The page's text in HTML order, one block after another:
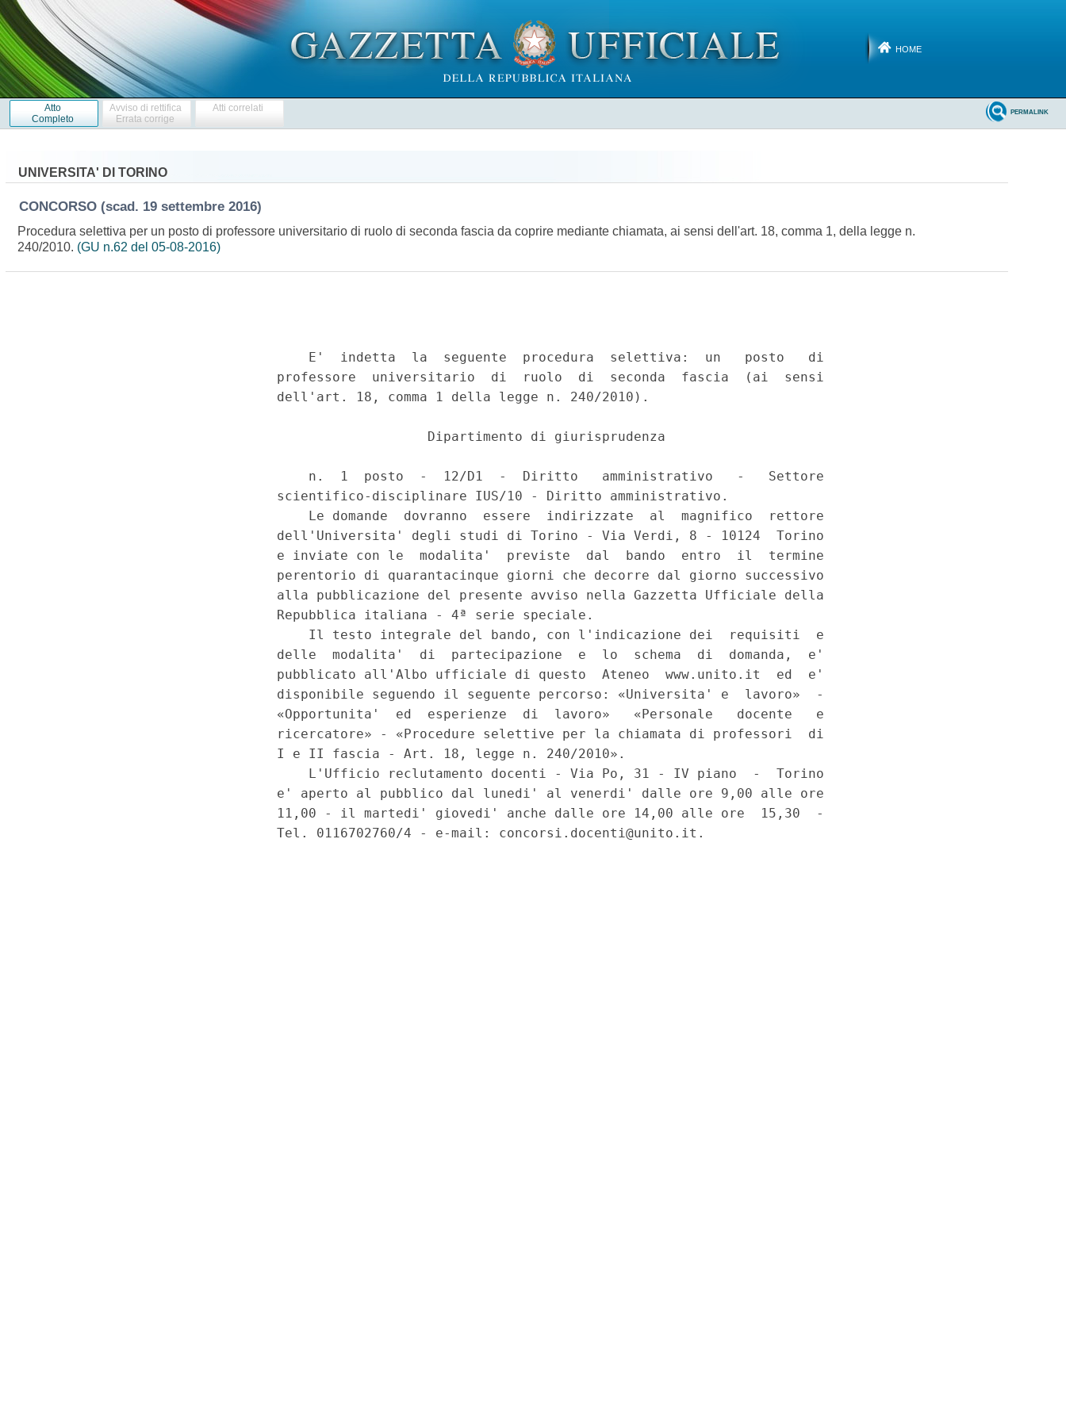
HOME
Atto
Completo
Avviso di rettifica
Errata corrige
Atti correlati PERMALINK
UNIVERSITA' DI TORINO
CONCORSO (scad. 19 settembre 2016)
Procedura selettiva per un posto di professore universitario di ruolo di seconda fascia da coprire mediante chiamata, ai sensi dell'art. 18, comma 1, della legge n.
240/2010. (GU n.62 del 05-08-2016)